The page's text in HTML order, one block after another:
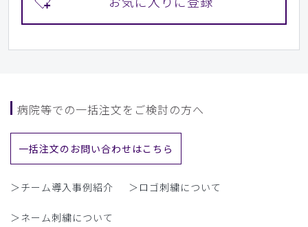
病院等での一括注文をご検討の方へ
一括注文のお問い合わせはこちら
＞チーム導入事例紹介 ＞ロゴ刺繍について
＞ネーム刺繍について